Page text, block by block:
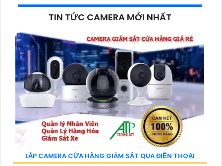
TIN TỨC CAMERA MỚI NHẤT
LẮP CAMERA CỬA HÀNG GIÁM SÁT QUA ĐIỆN THOẠI